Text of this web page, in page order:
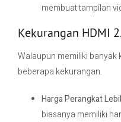
membuat tampilan
Kekurangan HDMI
Walaupun memiliki banyak
beberapa kekurangan.
Harga Perangkat
biasanya memiliki